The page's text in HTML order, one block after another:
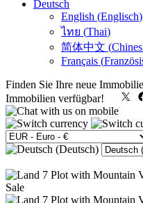
Deutsch
English (Englisch)
ไทย (Thai)
简体中文 (
Français (
Finden Sie Ihre neue
Immobilien verfügbar!
X